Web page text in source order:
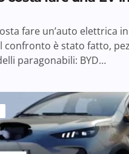
fare un’auto elettrica in
confronto è stato fatto,
paragonabili: BYD…